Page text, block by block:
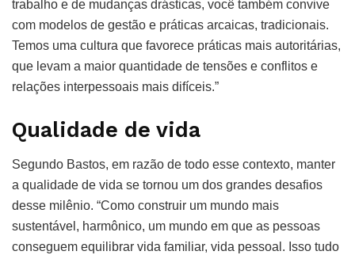
trabalho e de mudanças drásticas, você também convive
com modelos de gestão e práticas arcaicas, tradicionais.
Temos uma cultura que favorece práticas mais autoritárias,
que levam a maior quantidade de tensões e conflitos e
relações interpessoais mais difíceis.”
Qualidade de vida
Segundo Bastos, em razão de todo esse contexto, manter
a qualidade de vida se tornou um dos grandes desafios
desse milênio. “Como construir um mundo mais
sustentável, harmônico, um mundo em que as pessoas
conseguem equilibrar vida familiar, vida pessoal. Isso tudo